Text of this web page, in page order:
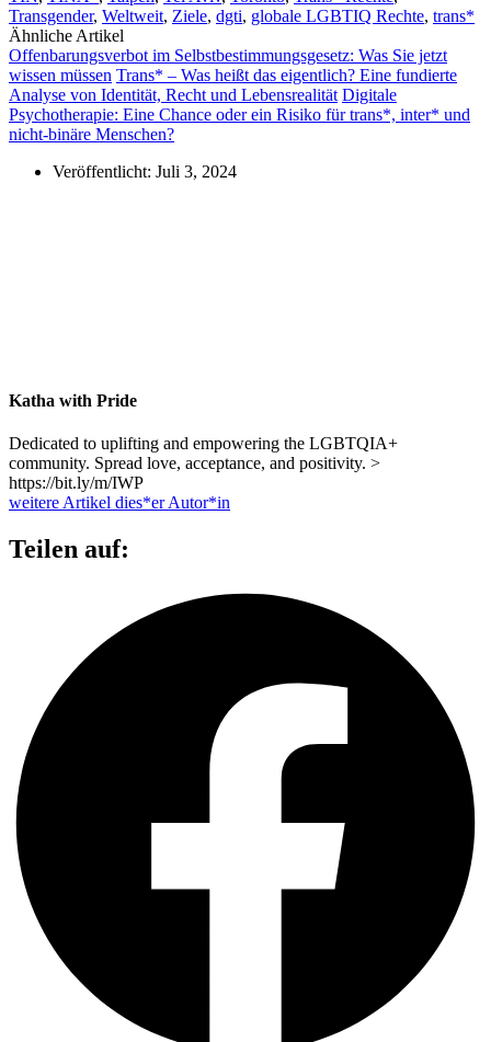
Transgender, Weltweit, Ziele, dgti, globale LGBTIQ Rechte, trans*
Ähnliche Artikel
Offenbarungsverbot im Selbstbestimmungsgesetz: Was Sie jetzt
wissen müssen Trans* – Was heißt das eigentlich? Eine fundierte
Analyse von Identität, Recht und Lebensrealität Digitale
Psychotherapie: Eine Chance oder ein Risiko für trans*, inter* und
nicht-binäre Menschen?
Veröffentlicht: Juli 3, 2024
Katha with Pride
Dedicated to uplifting and empowering the LGBTQIA+
community. Spread love, acceptance, and positivity. >
https://bit.ly/m/IWP
weitere Artikel dies*er Autor*in
Teilen auf: